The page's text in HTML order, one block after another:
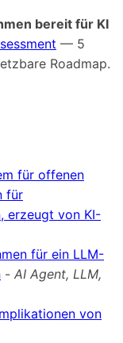
bereit für KI
— 5
Roadmap.
für offenen
für
erzeugt von KI-
für ein LLM-
- AI Agent, LLM,
von